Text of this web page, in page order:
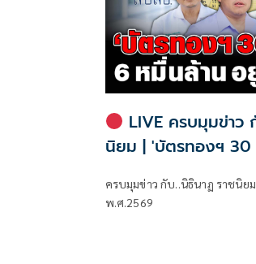
LIVE ครบมุมข่าว
นิยม | 'บัตรทองฯ 30
ครบมุมข่าว กับ..นิธินาฏ ราชนิย
พ.ศ.2569